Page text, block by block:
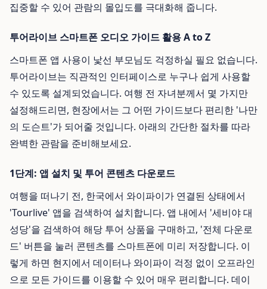
집중할 수 있어 관람의 몰입도를 극대화해 줍니다.
투어라이브 스마트폰 오디오 가이드 활용 A to Z
스마트폰 앱 사용이 낯선 부모님도 걱정하실 필요 없습니다.
투어라이브는 직관적인 인터페이스로 누구나 쉽게 사용할
수 있도록 설계되었습니다. 여행 전 자녀분께서 몇 가지만
설정해드리면, 현장에서는 그 어떤 가이드보다 편리한 '나만
의 도슨트'가 되어줄 것입니다. 아래의 간단한 절차를 따라
완벽한 관람을 준비해보세요.
1단계: 앱 설치 및 투어 콘텐츠 다운로드
여행을 떠나기 전, 한국에서 와이파이가 연결된 상태에서
'Tourlive' 앱을 검색하여 설치합니다. 앱 내에서 '세비야 대
성당'을 검색하여 해당 투어 상품을 구매하고, '전체 다운로
드' 버튼을 눌러 콘텐츠를 스마트폰에 미리 저장합니다. 이
렇게 하면 현지에서 데이터나 와이파이 걱정 없이 오프라인
으로 모든 가이드를 이용할 수 있어 매우 편리합니다. 데이